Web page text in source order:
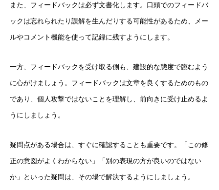
また、フィードバックは必ず文書化します。口頭でのフィードバ
ックは忘れられたり誤解を生んだりする可能性があるため、メー
ルやコメント機能を使って記録に残すようにします。
一方、フィードバックを受け取る側も、建設的な態度で臨むよう
に心がけましょう。フィードバックは文章を良くするためのもの
であり、個人攻撃ではないことを理解し、前向きに受け止めるよ
うにしましょう。
疑問点がある場合は、すぐに確認することも重要です。「この修
正の意図がよくわからない」「別の表現の方が良いのではない
か」といった疑問は、その場で解決するようにしましょう。